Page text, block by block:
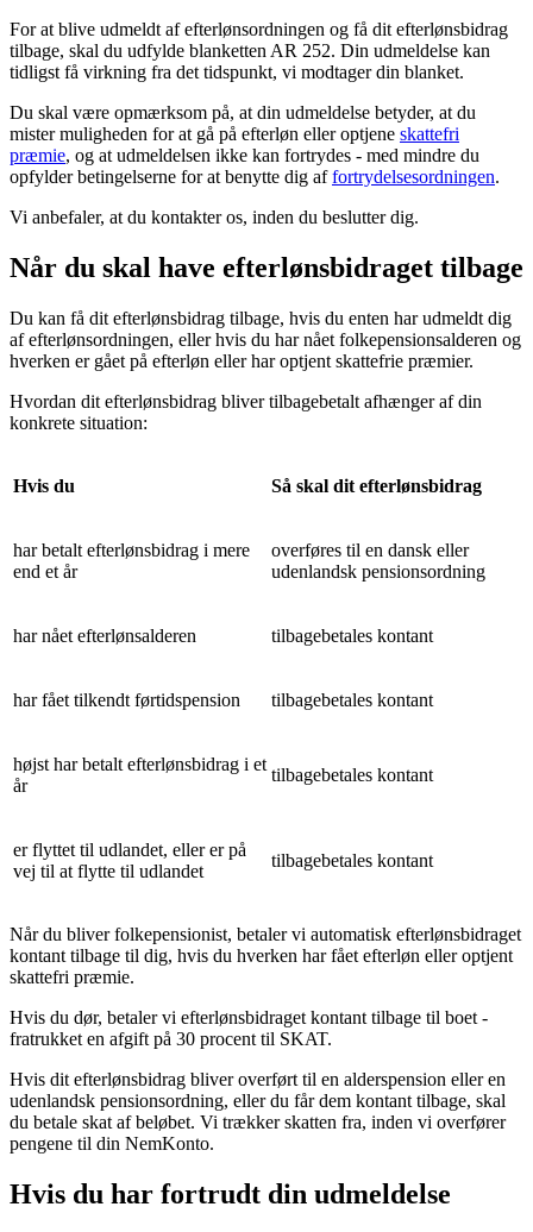
For at blive udmeldt af efterlønsordningen og få dit efterlønsbidrag
tilbage, skal du udfylde blanketten AR 252. Din udmeldelse kan
tidligst få virkning fra det tidspunkt, vi modtager din blanket.
Du skal være opmærksom på, at din udmeldelse betyder, at du
mister muligheden for at gå på efterløn eller optjene skattefri
præmie, og at udmeldelsen ikke kan fortrydes - med mindre du
opfylder betingelserne for at benytte dig affortrydelsesordningen.
Vi anbefaler, at du kontakter os, inden du beslutter dig.
Når du skal have efterlønsbidraget tilbage
Du kan få dit efterlønsbidrag tilbage, hvis du enten har udmeldt dig
af efterlønsordningen, eller hvis du har nået folkepensionsalderen og
hverken er gået på efterløn eller har optjent skattefrie præmier.
Hvordan dit efterlønsbidrag bliver tilbagebetalt afhænger af din
konkrete situation:
Hvis du Så skal dit efterlønsbidrag
har betalt efterlønsbidrag i mere
end et år
overføres til en dansk eller
udenlandsk pensionsordning
har nået efterlønsalderen tilbagebetales kontant
har fået tilkendt førtidspension tilbagebetales kontant
højst har betalt efterlønsbidrag i et
år
tilbagebetales kontant
er flyttet til udlandet, eller er på
vej til at flytte til udlandet
tilbagebetales kontant
Når du bliver folkepensionist, betaler vi automatisk efterlønsbidraget
kontant tilbage til dig, hvis du hverken har fået efterløn eller optjent
skattefri præmie.
Hvis du dør, betaler vi efterlønsbidraget kontant tilbage til boet -
fratrukket en afgift på 30 procent til SKAT.
Hvis dit efterlønsbidrag bliver overført til en alderspension eller en
udenlandsk pensionsordning, eller du får dem kontant tilbage, skal
du betale skat af beløbet. Vi trækker skatten fra, inden vi overfører
pengene til din NemKonto.
Hvis du har fortrudt din udmeldelse